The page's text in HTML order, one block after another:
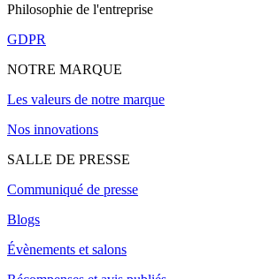
Philosophie de l'entreprise
GDPR
NOTRE MARQUE
Les valeurs de notre marque
Nos innovations
SALLE DE PRESSE
Communiqué de presse
Blogs
Évènements et salons